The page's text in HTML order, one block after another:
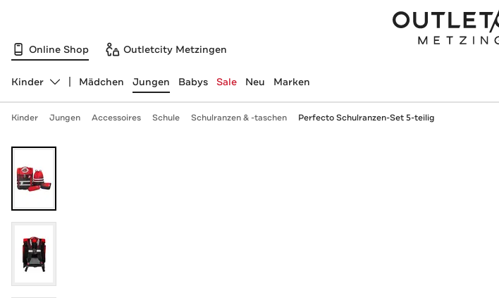
Online Shop Outletcity Metzingen
Abteilung ändern, ausgewählt:
Kinder Mädchen Jungen Babys Sale Neu Marken
Kinder Jungen Accessoires Schule Schulranzen & -taschen Perfecto Schulranzen-Set 5-teilig